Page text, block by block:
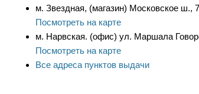
м. Звездная, (магазин) Московское ш.,
Посмотреть на карте
м. Нарвская. (офис) ул. Маршала
Посмотреть на карте
Все адреса пунктов выдачи